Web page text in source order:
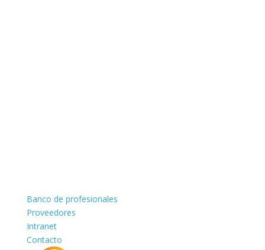
Banco de profesionales
Proveedores
Intranet
Contacto